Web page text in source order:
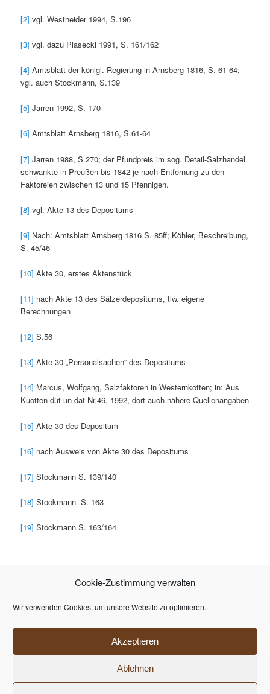
Cookie-Zustimmung verwalten
Wir verwenden Cookies, um unsere Website zu optimieren.
Akzeptieren
Ablehnen
[2] vgl. Westheider 1994, S.196
[3] vgl. dazu Piasecki 1991, S. 161/162
[4] Amtsblatt der königl. Regierung in Arnsberg 1816, S. 61-64;
vgl. auch Stockmann, S.139
[5] Jarren 1992, S. 170
[6] Amtsblatt Arnsberg 1816, S.61-64
[7] Jarren 1988, S.270; der Pfundpreis im sog. Detail-Salzhandel
schwankte in Preußen bis 1842 je nach Entfernung zu den
Faktoreien zwischen 13 und 15 Pfennigen.
[8] vgl. Akte 13 des Depositums
[9] Nach: Amtsblatt Arnsberg 1816 S. 85ff; Köhler, Beschreibung,
S. 45/46
[10] Akte 30, erstes Aktenstück
[11] nach Akte 13 des Sälzerdepositums, tlw. eigene
Berechnungen
[12] S.56
[13] Akte 30 „Personalsachen“ des Depositums
[14] Marcus, Wolfgang, Salzfaktoren in Westernkotten; in: Aus
Kuotten düt un dat Nr.46, 1992, dort auch nähere Quellenangaben
[15] Akte 30 des Depositum
[16] nach Ausweis von Akte 30 des Depositums
[17] Stockmann S. 139/140
[18] Stockmann S. 163
[19] Stockmann S. 163/164
Datenschutzerklärung Stolz präsentiert von WordPress